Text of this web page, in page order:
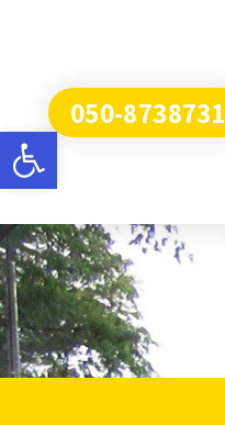
050-8738731